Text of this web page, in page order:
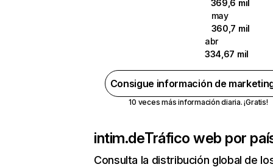
369,6 mil
may
360,7 mil
abr
334,67 mil
Consigue información de
10 veces más información diaria. ¡Gratis!
intim.deTráfico web por
Consulta la distribución global de